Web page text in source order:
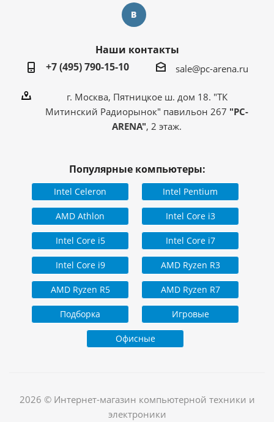
Наши контакты
+7 (495) 790-15-10
sale@pc-arena.ru
г. Москва, Пятницкое ш. дом 18. "ТК
Митинский Радиорынок" павильон 267 "PC-
ARENA", 2 этаж.
Популярные компьютеры:
Intel Celeron Intel Pentium
AMD Athlon Intel Core i3
Intel Core i5 Intel Core i7
Intel Core i9 AMD Ryzen R3
AMD Ryzen R5 AMD Ryzen R7
Подборка Игровые
Офисные
2026 © Интернет-магазин компьютерной техники и
электроники